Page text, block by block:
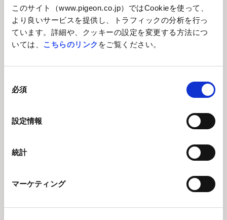
このサイト（www.pigeon.co.jp）ではCookieを使って、
より良いサービスを提供し、トラフィックの分析を行っ
ています。詳細や、クッキーの設定を変更する方法につ
いては、 こちらのリンク をご覧ください。
必須
設定情報
統計
マーケティング